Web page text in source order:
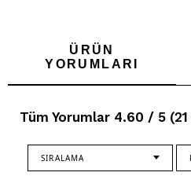
ÜRÜN
YORUMLARI
Tüm Yorumlar 4.60 / 5 (21
SIRALAMA